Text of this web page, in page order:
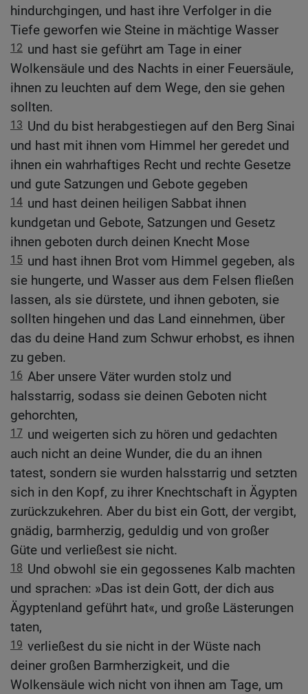
hindurchgingen, und hast ihre Verfolger in die
Tiefe geworfen wie Steine in mächtige Wasser
12 und hast sie geführt am Tage in einer
Wolkensäule und des Nachts in einer Feuersäule,
ihnen zu leuchten auf dem Wege, den sie gehen
sollten.
13 Und du bist herabgestiegen auf den Berg Sinai
und hast mit ihnen vom Himmel her geredet und
ihnen ein wahrhaftiges Recht und rechte Gesetze
und gute Satzungen und Gebote gegeben
14 und hast deinen heiligen Sabbat ihnen
kundgetan und Gebote, Satzungen und Gesetz
ihnen geboten durch deinen Knecht Mose
15 und hast ihnen Brot vom Himmel gegeben, als
sie hungerte, und Wasser aus dem Felsen fließen
lassen, als sie dürstete, und ihnen geboten, sie
sollten hingehen und das Land einnehmen, über
das du deine Hand zum Schwur erhobst, es ihnen
zu geben.
16 Aber unsere Väter wurden stolz und
halsstarrig, sodass sie deinen Geboten nicht
gehorchten,
17 und weigerten sich zu hören und gedachten
auch nicht an deine Wunder, die du an ihnen
tatest, sondern sie wurden halsstarrig und setzten
sich in den Kopf, zu ihrer Knechtschaft in Ägypten
zurückzukehren. Aber du bist ein Gott, der vergibt,
gnädig, barmherzig, geduldig und von großer
Güte und verließest sie nicht.
18 Und obwohl sie ein gegossenes Kalb machten
und sprachen: »Das ist dein Gott, der dich aus
Ägyptenland geführt hat«, und große Lästerungen
taten,
19 verließest du sie nicht in der Wüste nach
deiner großen Barmherzigkeit, und die
Wolkensäule wich nicht von ihnen am Tage, um